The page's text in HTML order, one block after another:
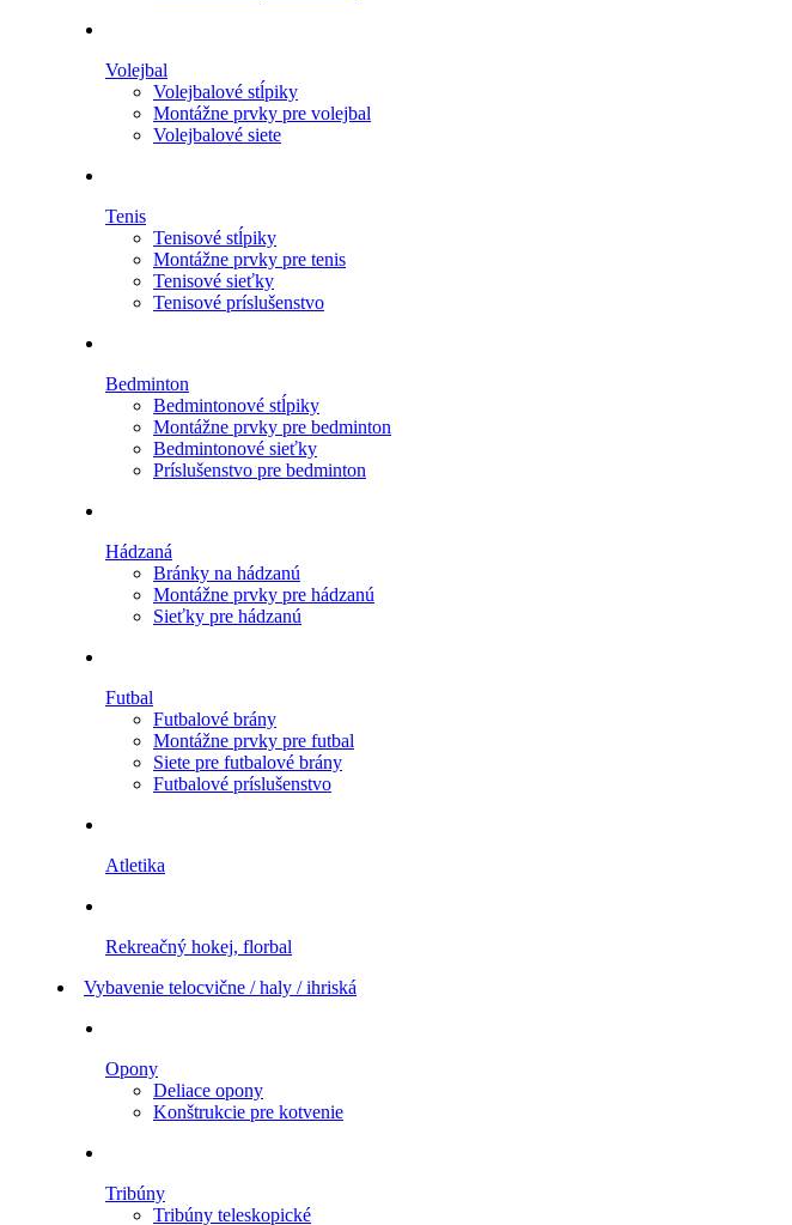
Volejbal
Volejbalové stĺpiky
Montážne prvky pre volejbal
Volejbalové siete
Tenis
Tenisové stĺpiky
Montážne prvky pre tenis
Tenisové sieťky
Tenisové príslušenstvo
Bedminton
Bedmintonové stĺpiky
Montážne prvky pre bedminton
Bedmintonové sieťky
Príslušenstvo pre bedminton
Hádzaná
Bránky na hádzanú
Montážne prvky pre hádzanú
Sieťky pre hádzanú
Futbal
Futbalové brány
Montážne prvky pre futbal
Siete pre futbalové brány
Futbalové príslušenstvo
Atletika
Rekreačný hokej, florbal
Vybavenie telocvične / haly / ihriská
Opony
Deliace opony
Konštrukcie pre kotvenie
Tribúny
Tribúny teleskopické